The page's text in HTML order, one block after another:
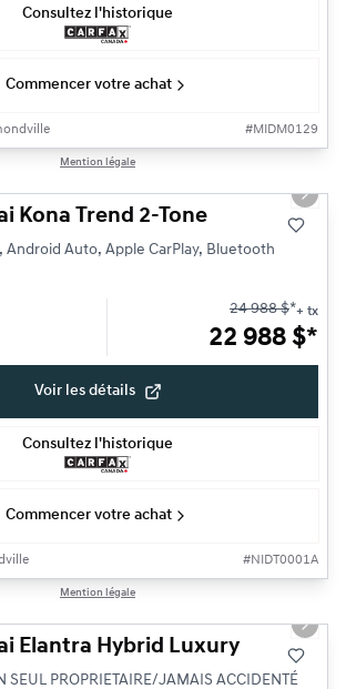
Consultez l'historique
Commencer votre achat
#MIDM0129
Mention légale
Next
Kona Trend 2-Tone
Android Auto, Apple CarPlay, Bluetooth
24 988$*+ tx
22 988 $*
Voir les détails
Consultez l'historique
Commencer votre achat
#NIDT0001A
Mention légale
Next
Elantra Hybrid Luxury
SEUL PROPRIETAIRE/JAMAIS ACCIDENTÉ